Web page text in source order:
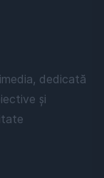
dedicată
și